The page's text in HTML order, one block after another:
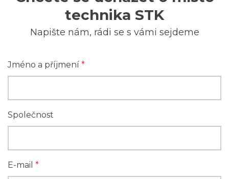
technika STK
Napište nám, rádi se s vámi sejdeme
Jméno a příjmení *
Společnost
E-mail *